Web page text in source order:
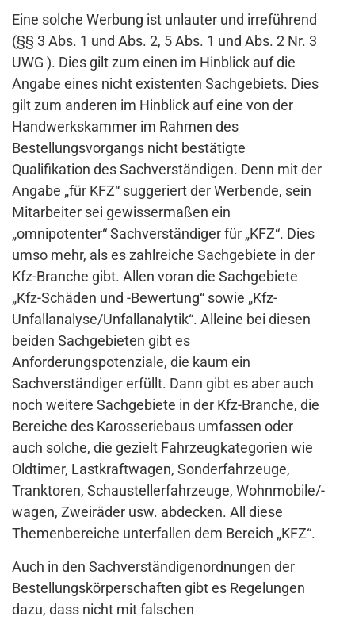
Eine solche Werbung ist unlauter und irreführend
(§§ 3 Abs. 1 und Abs. 2, 5 Abs. 1 und Abs. 2 Nr. 3
UWG ). Dies gilt zum einen im Hinblick auf die
Angabe eines nicht existenten Sachgebiets. Dies
gilt zum anderen im Hinblick auf eine von der
Handwerkskammer im Rahmen des
Bestellungsvorgangs nicht bestätigte
Qualifikation des Sachverständigen. Denn mit der
Angabe „für KFZ“ suggeriert der Werbende, sein
Mitarbeiter sei gewissermaßen ein
„omnipotenter“ Sachverständiger für „KFZ“. Dies
umso mehr, als es zahlreiche Sachgebiete in der
Kfz-Branche gibt. Allen voran die Sachgebiete
„Kfz-Schäden und -Bewertung“ sowie „Kfz-
Unfallanalyse/Unfallanalytik“. Alleine bei diesen
beiden Sachgebieten gibt es
Anforderungspotenziale, die kaum ein
Sachverständiger erfüllt. Dann gibt es aber auch
noch weitere Sachgebiete in der Kfz-Branche, die
Bereiche des Karosseriebaus umfassen oder
auch solche, die gezielt Fahrzeugkategorien wie
Oldtimer, Lastkraftwagen, Sonderfahrzeuge,
Tranktoren, Schaustellerfahrzeuge, Wohnmobile/-
wagen, Zweiräder usw. abdecken. All diese
Themenbereiche unterfallen dem Bereich „KFZ“.
Auch in den Sachverständigenordnungen der
Bestellungskörperschaften gibt es Regelungen
dazu, dass nicht mit falschen